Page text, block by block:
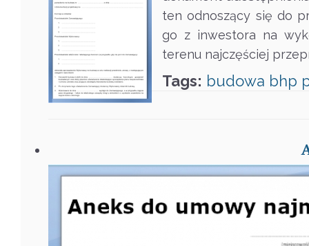
ten odnoszący się do
go z inwestora na
terenu najczęściej
Tags: budowa bhp